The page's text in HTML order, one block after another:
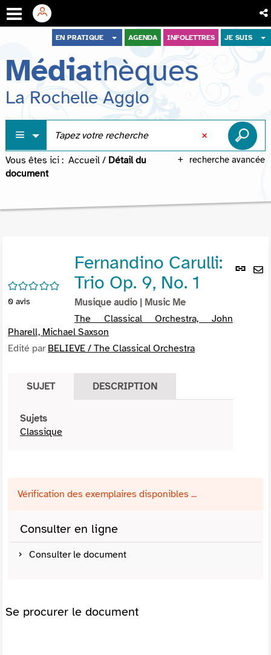
menu
contenu
recherche
EN PRATIQUE AGENDA INFOLETTRES JE SUIS
Médiathèques
La Rochelle Agglo
recherche avancée
Vous êtes ici : Accueil / Détail du
document
Lien
/5
0 avis
Fernandino Carulli:
Trio Op. 9, No. 1
Musique audio | Music Me
The Classical Orchestra, John
Pharell, Michael Saxson
Edité par BELIEVE / The Classical Orchestra
SUJET DESCRIPTION
Sujets
Classique
Vérification des exemplaires disponibles ...
Consulter en ligne
Consulter le document
Se procurer le document